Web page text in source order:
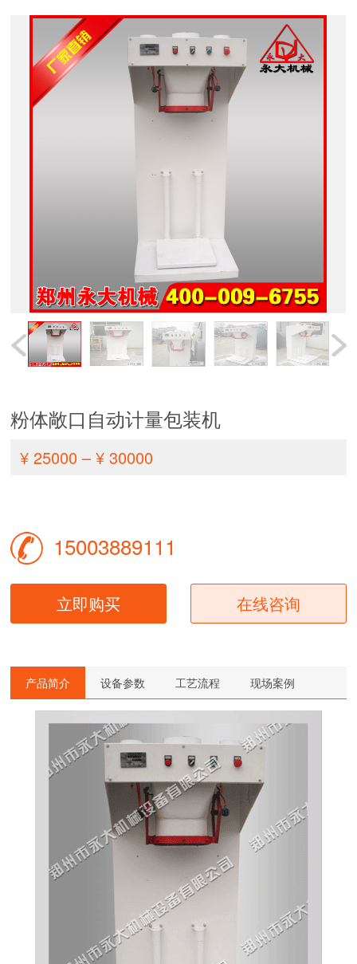
粉体敞口自动计量包装机
¥ 25000 – ¥ 30000
15003889111
立即购买 在线咨询
产品简介 设备参数 工艺流程 现场案例